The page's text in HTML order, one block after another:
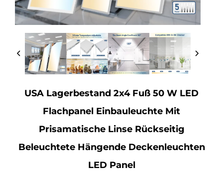
USA Lagerbestand 2x4 Fuß 50 W LED
Flachpanel Einbauleuchte Mit
Prisamatische Linse Rückseitig
Beleuchtete Hängende Deckenleuchten
LED Panel